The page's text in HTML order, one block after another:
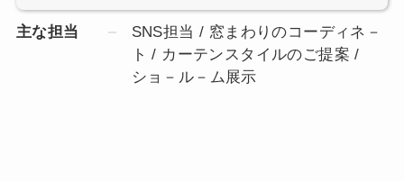
主な担当
SNS担当 / 窓まわりのコーディネ－
ト / カーテンスタイルのご提案 /
ショ－ル－ム展示